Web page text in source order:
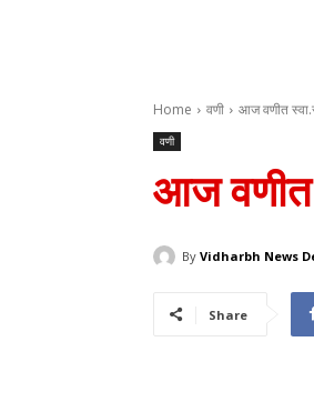
Home वणी आज वणीत
वणी
आज वणीत
By Vidharbh News
Share